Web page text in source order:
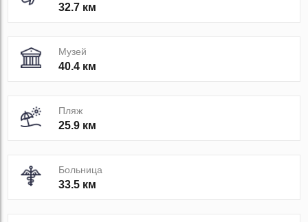
32.7 км
Музей
40.4 км
Пляж
25.9 км
Больница
33.5 км